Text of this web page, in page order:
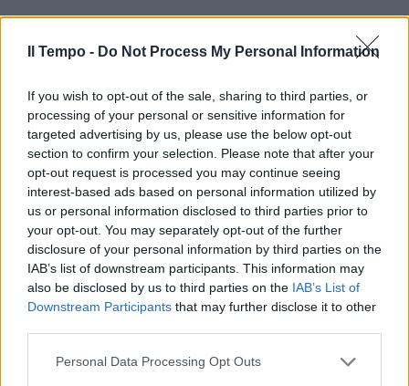
Il Tempo - Do Not Process My Personal Information
If you wish to opt-out of the sale, sharing to third parties, or
processing of your personal or sensitive information for
targeted advertising by us, please use the below opt-out
section to confirm your selection. Please note that after your
opt-out request is processed you may continue seeing
interest-based ads based on personal information utilized by
us or personal information disclosed to third parties prior to
your opt-out. You may separately opt-out of the further
disclosure of your personal information by third parties on the
IAB’s list of downstream participants. This information may
also be disclosed by us to third parties on the IAB’s List of
Downstream Participants that may further disclose it to other
Personal Data Processing Opt Outs
In evidenza